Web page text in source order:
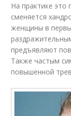
На практике это
сменяется
женщины в
предъявляют
Также частым
повышенной